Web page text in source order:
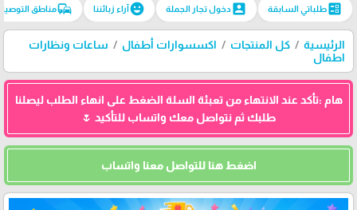
ballotطلباتي السابقة account_boxدخول تجار الجملة emoji_emotionsآراء زبائننا commuteمناطق
الرئيسية كل المنتجات اكسسوارات أطفال
ساعات ونظارات
اطفال
هام :تأكد عند الانتهاء من تعبئة السلة الضغط على انهاء الطلب ليصلنا
طلبك ثم نتواصل معك واتساب للتأكيد 🌷
اضغط هنا للتواصل معنا واتساب